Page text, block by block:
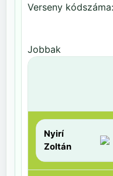
Verseny
Jobbak
Nyirí
Zoltán